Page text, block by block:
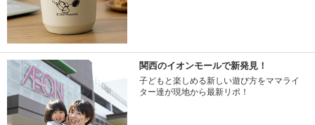
関西のイオンモールで新発見！
子どもと楽しめる新しい遊び方をママライ
ター達が現地から最新リポ！